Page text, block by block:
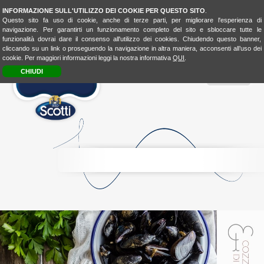
INFORMAZIONE SULL'UTILIZZO DEI COOKIE PER QUESTO SITO
Questo sito fa uso di cookie, anche di terze parti, per migliorare l'esperienza di
navigazione. Per garantirti un funzionamento completo del sito e sbloccare tutte le
funzionalità dovrai dare il consenso all'utilizzo dei cookies. Chiudendo questo banner,
cliccando su un link o proseguendo la navigazione in altra maniera, acconsenti all’uso dei
cookie. Per maggiori informazioni leggi la nostra informativaQUI
CHIUDI
4FASHION
RICE4KIDSBIO
EXPERIENCE
LACUCINAUNISCEIPOPOLI
ESHOP